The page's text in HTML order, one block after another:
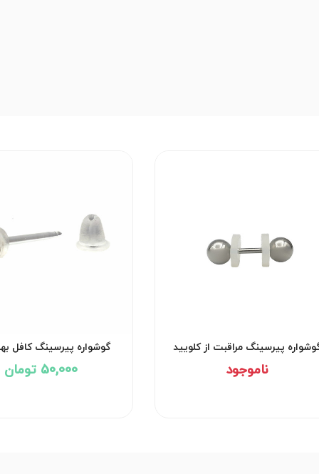
پیرسینگ مراقبت از کلویید
ناموجود
گوشواره پیرسینگ کافل
کد۲۹۵۰
50,000 تومان